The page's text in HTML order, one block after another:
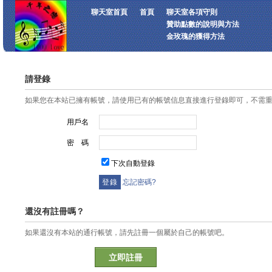
聊天室首頁 首頁
聊天室各項守則
贊助點數的說明與方法
金玫瑰的獲得方法
請登錄
如果您在本站已擁有帳號，請使用已有的帳號信息直接進行登錄即可，不需
用戶名
密 碼
下次自動登錄
忘記密碼?
還沒有註冊嗎？
如果還沒有本站的通行帳號，請先註冊一個屬於自己的帳號吧。
立即註冊